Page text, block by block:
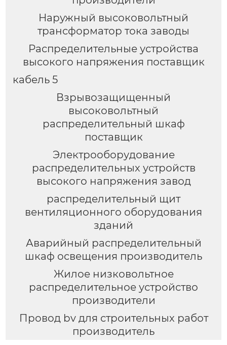
Наружный высоковольтный
трансформатор тока заводы
Распределительные устройства
высокого напряжения поставщик
кабель 5
Взрывозащищенный
высоковольтный
распределительный шкаф
поставщик
Электрооборудование
распределительных устройств
высокого напряжения завод
распределительный щит
вентиляционного оборудования
зданий
Аварийный распределительный
шкаф освещения производитель
Жилое низковольтное
распределительное устройство
производители
Провод bv для строительных работ
производитель